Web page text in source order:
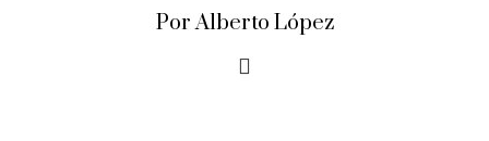
Por Alberto López